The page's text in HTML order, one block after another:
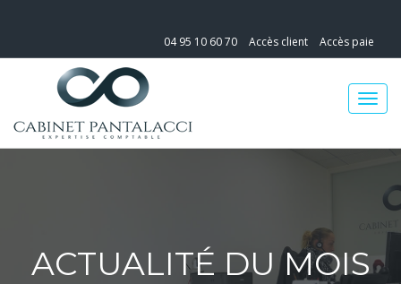
04 95 10 60 70 Accès client Accès paie
ACTUALITÉ DU MOIS